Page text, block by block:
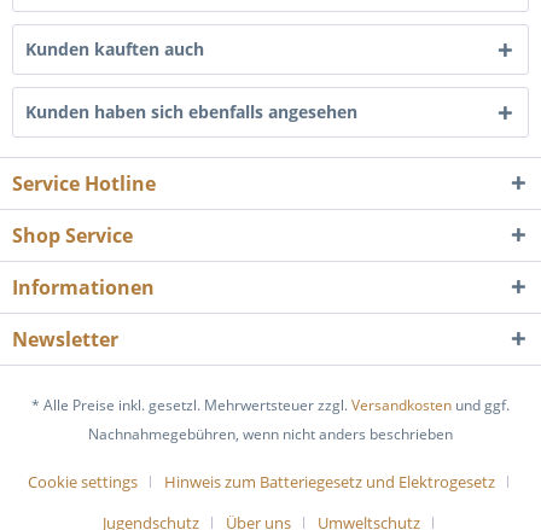
Kunden kauften auch
Kunden haben sich ebenfalls angesehen
Service Hotline
Shop Service
Informationen
Newsletter
* Alle Preise inkl. gesetzl. Mehrwertsteuer zzgl.Versandkosten und ggf.
Nachnahmegebühren, wenn nicht anders beschrieben
Cookie settings
Hinweis zum Batteriegesetz und Elektrogesetz
Jugendschutz
Über uns Umweltschutz